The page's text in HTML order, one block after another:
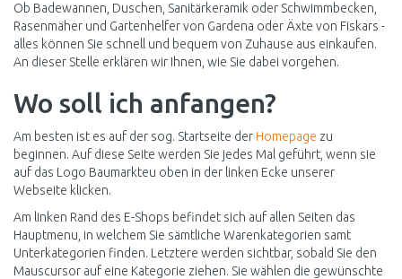
Ob Badewannen, Duschen, Sanitärkeramik oder Schwimmbecken,
Rasenmäher und Gartenhelfer von Gardena oder Äxte von Fiskars -
alles können Sie schnell und bequem von Zuhause aus einkaufen.
An dieser Stelle erklären wir Ihnen, wie Sie dabei vorgehen.
Wo soll ich anfangen?
Am besten ist es auf der sog. Startseite der Homepage zu
beginnen. Auf diese Seite werden Sie jedes Mal geführt, wenn sie
auf das Logo Baumarkteu oben in der linken Ecke unserer
Webseite klicken.
Am linken Rand des E-Shops befindet sich auf allen Seiten das
Hauptmenu, in welchem Sie sämtliche Warenkategorien samt
Unterkategorien finden. Letztere werden sichtbar, sobald Sie den
Mauscursor auf eine Kategorie ziehen. Sie wählen die gewünschte